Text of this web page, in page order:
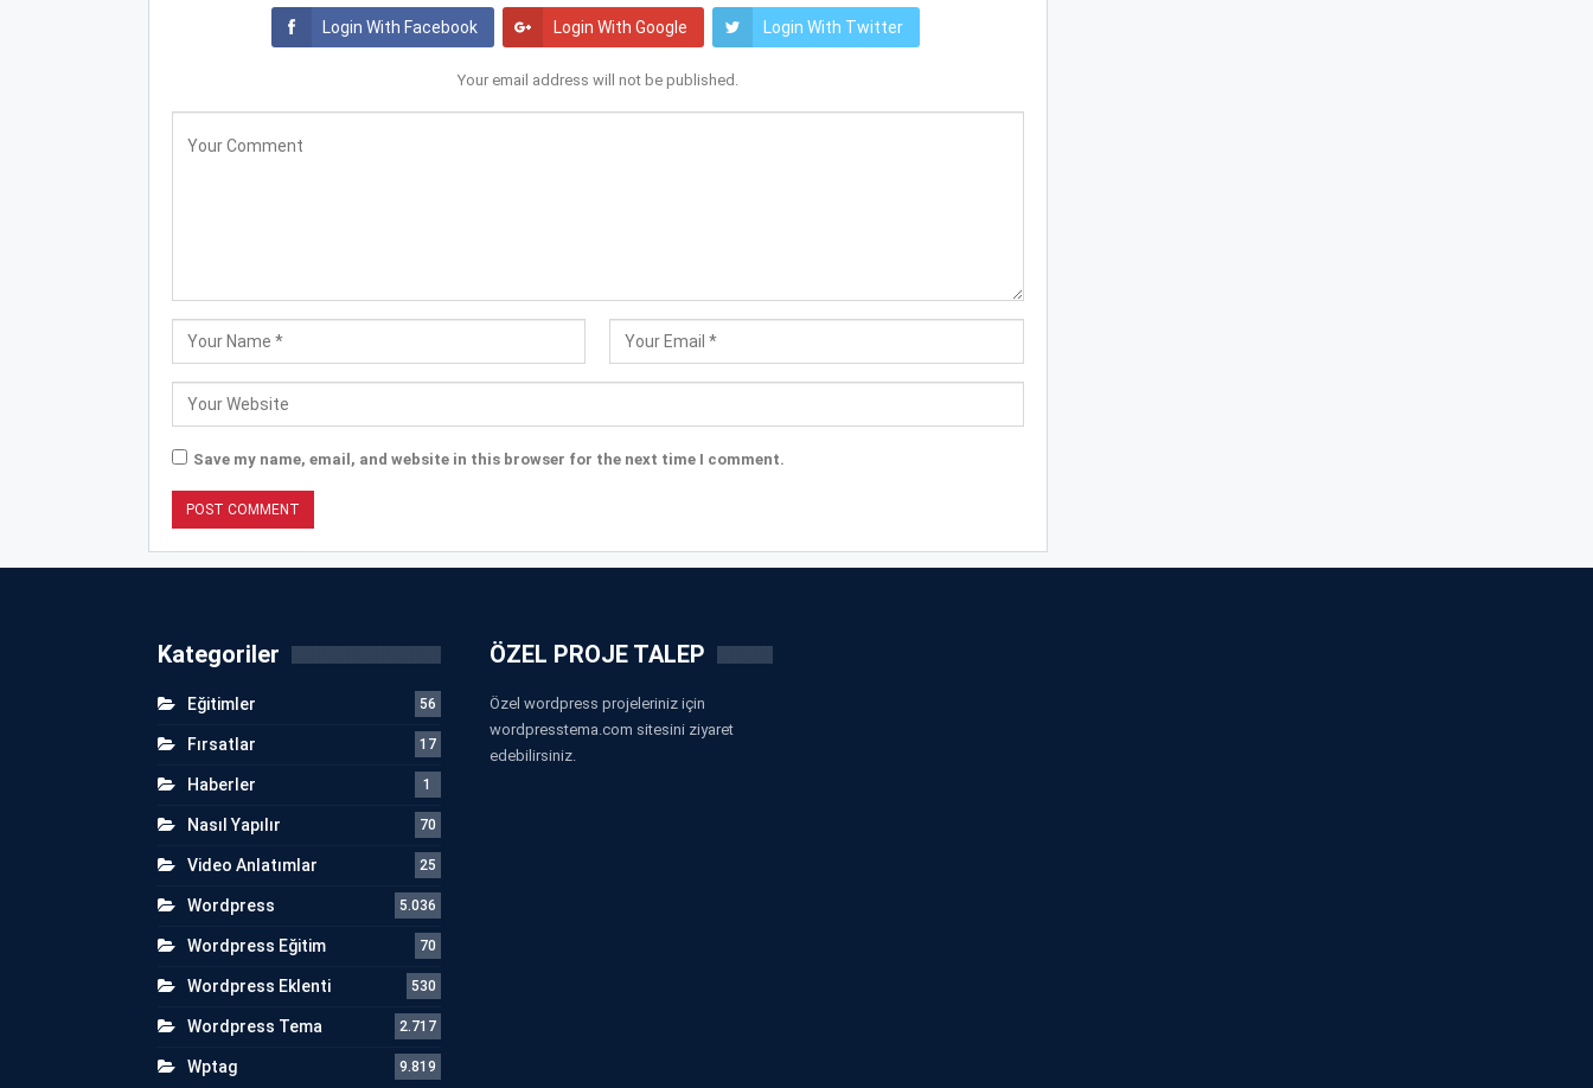
Login With Facebook Login With Google Login With Twitter
Your email address will not be published.
Save my name, email, and website in this browser for the next time I comment.
Kategoriler
Eğitimler 56
Fırsatlar 17
Haberler 1
Nasıl Yapılır 70
Video Anlatımlar 25
Wordpress 5.036
Wordpress Eğitim 70
Wordpress Eklenti 530
Wordpress Tema 2.717
Wptag 9.819
ÖZEL PROJE TALEP
Özel wordpress projeleriniz için
wordpresstema.com sitesini ziyaret
edebilirsiniz.